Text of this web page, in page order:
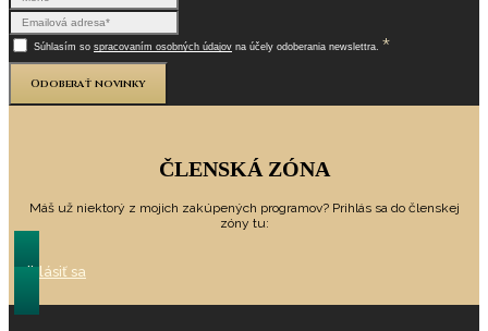
Súhlasím so spracovaním osobných údajov na účely odoberania newslettra. *
Odoberať novinky
ČLENSKÁ ZÓNA
Máš už niektorý z mojich zakúpených programov? Prihlás sa do členskej
zóny tu:
Prihlásiť sa